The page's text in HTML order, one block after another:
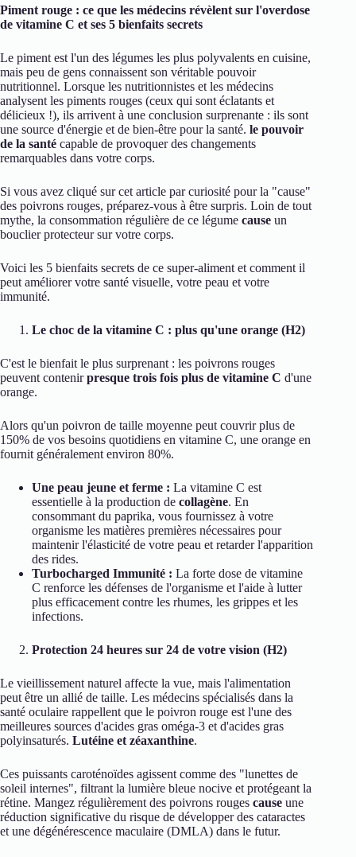
Piment rouge : ce que les médecins révèlent sur l'overdose
de vitamine C et ses 5 bienfaits secrets
Le piment est l'un des légumes les plus polyvalents en cuisine,
mais peu de gens connaissent son véritable pouvoir
nutritionnel. Lorsque les nutritionnistes et les médecins
analysent les piments rouges (ceux qui sont éclatants et
délicieux !), ils arrivent à une conclusion surprenante : ils sont
une source d'énergie et de bien-être pour la santé. le pouvoir
de la santé capable de provoquer des changements
remarquables dans votre corps.
Si vous avez cliqué sur cet article par curiosité pour la "cause"
des poivrons rouges, préparez-vous à être surpris. Loin de tout
mythe, la consommation régulière de ce légume cause un
bouclier protecteur sur votre corps.
Voici les 5 bienfaits secrets de ce super-aliment et comment il
peut améliorer votre santé visuelle, votre peau et votre
immunité.
Le choc de la vitamine C : plus qu'une orange (H2)
C'est le bienfait le plus surprenant : les poivrons rouges
peuvent contenirpresque trois fois plus de vitamine C d'une
orange.
Alors qu'un poivron de taille moyenne peut couvrir plus de
150% de vos besoins quotidiens en vitamine C, une orange en
fournit généralement environ 80%.
Une peau jeune et ferme : La vitamine C est
essentielle à la production de collagène. En
consommant du paprika, vous fournissez à votre
organisme les matières premières nécessaires pour
maintenir l'élasticité de votre peau et retarder l'apparition
des rides.
Turbocharged Immunité : La forte dose de vitamine
C renforce les défenses de l'organisme et l'aide à lutter
plus efficacement contre les rhumes, les grippes et les
infections.
Protection 24 heures sur 24 de votre vision (H2)
Le vieillissement naturel affecte la vue, mais l'alimentation
peut être un allié de taille. Les médecins spécialisés dans la
santé oculaire rappellent que le poivron rouge est l'une des
meilleures sources d'acides gras oméga-3 et d'acides gras
polyinsaturés. Lutéine et zéaxanthine.
Ces puissants caroténoïdes agissent comme des "lunettes de
soleil internes", filtrant la lumière bleue nocive et protégeant la
rétine. Mangez régulièrement des poivrons rouges cause une
réduction significative du risque de développer des cataractes
et une dégénérescence maculaire (DMLA) dans le futur.